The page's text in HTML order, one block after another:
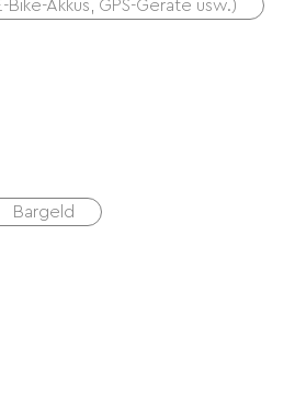
Akkus, GPS-Geräte usw.)
Bargeld